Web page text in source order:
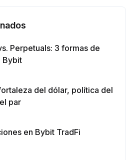
Perpetuals: 3 formas de
Bybit
del dólar, política del
par
en Bybit TradFi